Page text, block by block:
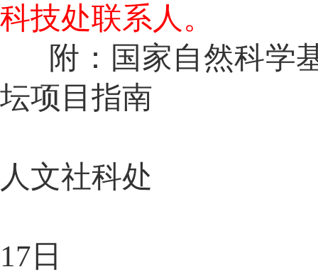
科技处联系人。
附： 国家自然科学
坛项目指南
人文社科处
17日